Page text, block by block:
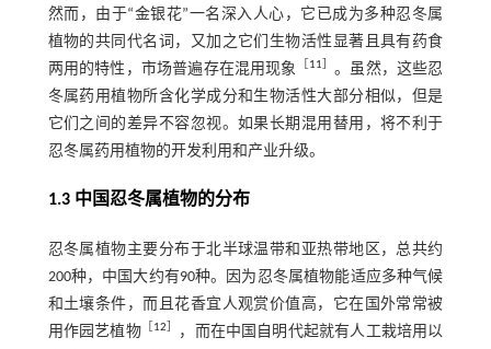
然而，由于“金银花”一名深入人心，它已成为多种忍冬属
植物的共同代名词，又加之它们生物活性显著且具有药食
两用的特性，市场普遍存在混用现象
11
。虽然，这些忍
冬属药用植物所含化学成分和生物活性大部分相似，但是
它们之间的差异不容忽视。如果长期混用替用，将不利于
忍冬属药用植物的开发利用和产业升级。
1.3 中国忍冬属植物的分布
忍冬属植物主要分布于北半球温带和亚热带地区，总共约
200种，中国大约有90种。因为忍冬属植物能适应多种气候
和土壤条件，而且花香宜人观赏价值高，它在国外常常被
用作园艺植物［ 12
，而在中国自明代起就有人工栽培用以